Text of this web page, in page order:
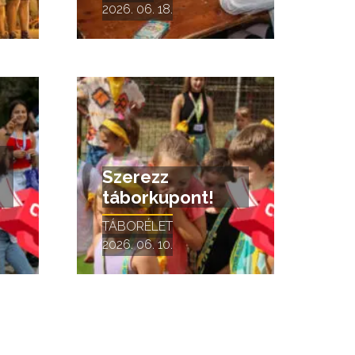
2026. 06. 18.
Szerezz
táborkupont!
TÁBORÉLET
2026. 06. 10.